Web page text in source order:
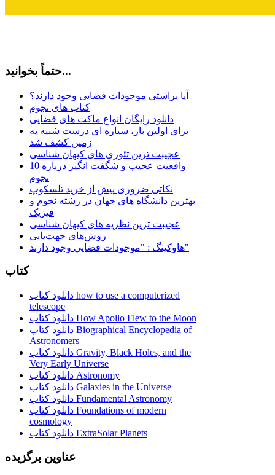
حتماً بخوانید...
آیا براستی موجودات فضایی وجود دارند؟
کتاب های نجوم
دانلود رایگان انواع ماکت های فضایی
برای اولین بار، سیاره ای درست شبیه به
زمین کشف شد
عجیبت ترین تئوری های کیهان شناسی
10 واقعیت عجیب و شگفت انگیز درباره
نجوم
نکاتی ضروری پیش از خرید تلسکوپ
بهترین دانشگاه های جهان در رشته نجوم و
فیزیک
عجیبت ترین نظریه های کیهان شناسی
روش‌های جهت‌یابی
هاوكينگ : "موجودات فضايي وجود دارند"
کتاب
دانلود کتاب how to use a computerized
telescope
دانلود کتاب How Apollo Flew to the Moon
دانلود کتاب Biographical Encyclopedia of
Astronomers
دانلود کتاب Gravity, Black Holes, and the
Very Early Universe
دانلود کتاب Astronomy
دانلود کتاب Galaxies in the Universe
دانلود کتاب Fundamental Astronomy
دانلود کتاب Foundations of modern
cosmology
دانلود کتاب ExtraSolar Planets
عناوین برگزیده